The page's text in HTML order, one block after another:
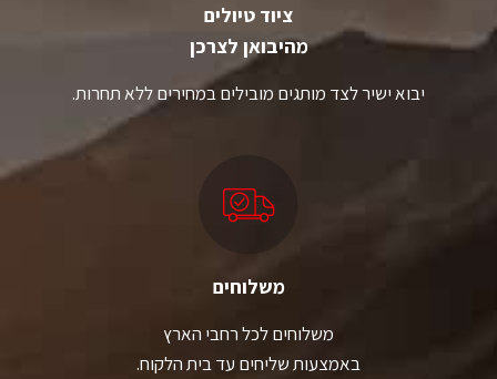
ציוד טיולים
מהיבואן לצרכן
יבוא ישיר לצד מותגים מובילים במחירים ללא תחרות.
משלוחים
משלוחים לכל רחבי הארץ
באמצעות שליחים עד בית הלקוח.